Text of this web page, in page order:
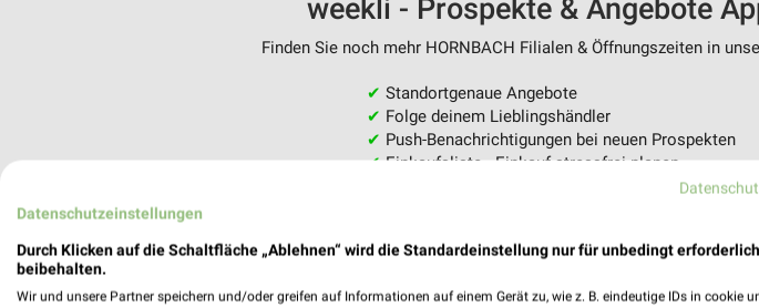
weekli - Prospekte & Angebote
Finden Sie noch mehr HORNBACH Filialen & Öffnungszeiten in
✔ Standortgenaue Angebote
✔ Folge deinem Lieblingshändler
✔ Push-Benachrichtigungen bei neuen Prospekten
✔Einkaufsliste - Einkauf stressfrei planen
Datenschutzeinstellungen
Durch Klicken auf die Schaltfläche „Ablehnen“ wird die Standardeinstellung nur für unbedingt
beibehalten.
Wir und unsere Partner speichern und/oder greifen auf Informationen auf einem Gerät zu, wie z. B. eindeutige IDs in cookie